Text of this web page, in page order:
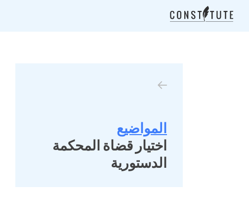
المواضيع
اختيار قضاة المحكمة
الدستورية